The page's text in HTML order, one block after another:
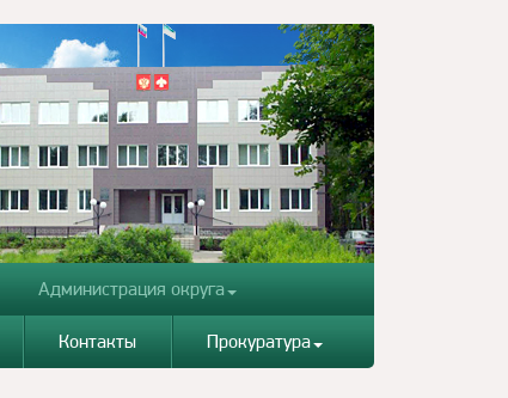
Администрация округа
Контакты Прокуратура